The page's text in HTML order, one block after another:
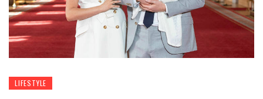
LIFESTYLE